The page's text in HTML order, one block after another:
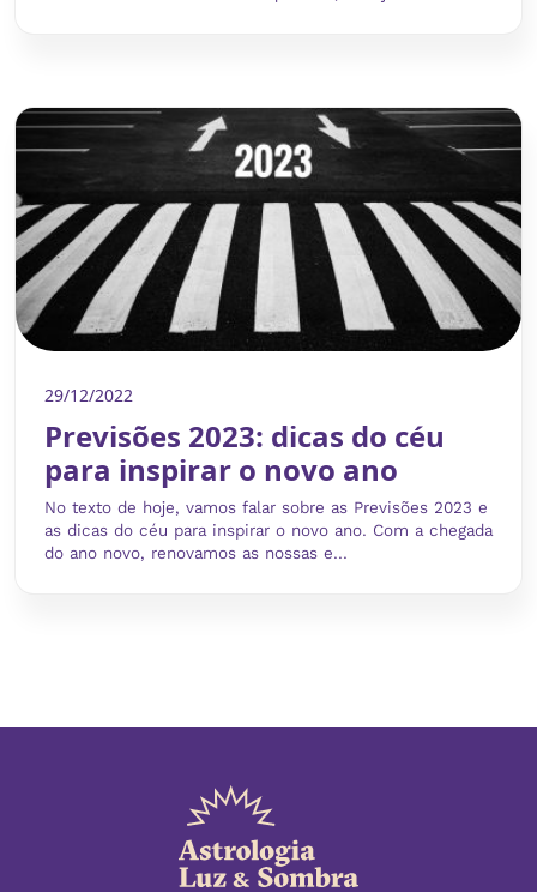
29/12/2022
Previsões 2023: dicas do céu
para inspirar o novo ano
No texto de hoje, vamos falar sobre as Previsões 2023 e
as dicas do céu para inspirar o novo ano. Com a chegada
do ano novo, renovamos as nossas e...